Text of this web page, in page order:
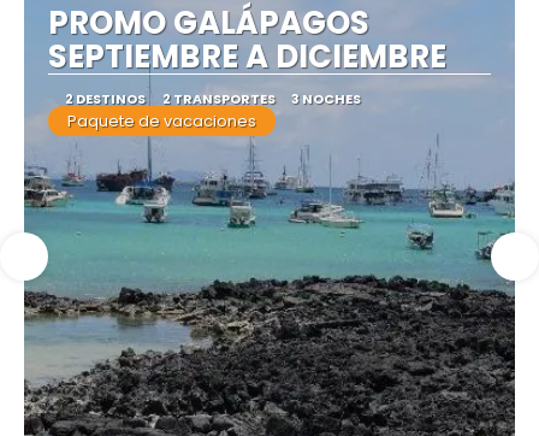
PROMO GALÁPAGOS
SEPTIEMBRE A DICIEMBRE
2 DESTINOS 2 TRANSPORTES 3 NOCHES
Paquete de vacaciones